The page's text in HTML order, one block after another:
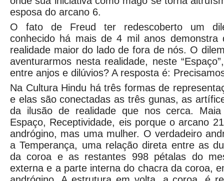
esposa do arcano 6.
O fato de Freud ter redescoberto um
conhecido há mais de 4 mil anos demonstra
realidade maior do lado de fora de nós. O
aventurarmos nesta realidade, neste
entre anjos e dilúvios? A resposta é:
Na Cultura Hindu há três formas de
e elas são conectadas as três gunas, as
da ilusão de realidade que nos cerca.
Espaço, Receptividade, eis porque o arcano
andrógino, mas uma mulher. O verdadeiro
a Temperança, uma relação direta entre as
da coroa e as restantes 998 pétalas do
externa e a parte interna do chacra da coroa,